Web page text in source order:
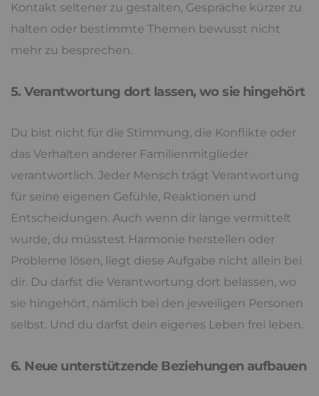
Kontakt seltener zu gestalten, Gespräche kürzer zu
halten oder bestimmte Themen bewusst nicht
mehr zu besprechen.
5. Verantwortung dort lassen, wo sie hingehört
Du bist nicht für die Stimmung, die Konflikte oder
das Verhalten anderer Familienmitglieder
verantwortlich. Jeder Mensch trägt Verantwortung
für seine eigenen Gefühle, Reaktionen und
Entscheidungen. Auch wenn dir lange vermittelt
wurde, du müsstest Harmonie herstellen oder
Probleme lösen, liegt diese Aufgabe nicht allein bei
dir. Du darfst die Verantwortung dort belassen, wo
sie hingehört, nämlich bei den jeweiligen Personen
selbst. Und du darfst dein eigenes Leben frei leben.
6. Neue unterstützende Beziehungen aufbauen